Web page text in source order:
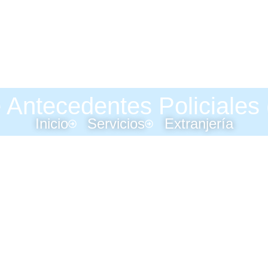
Inicio Servicios Extranjería